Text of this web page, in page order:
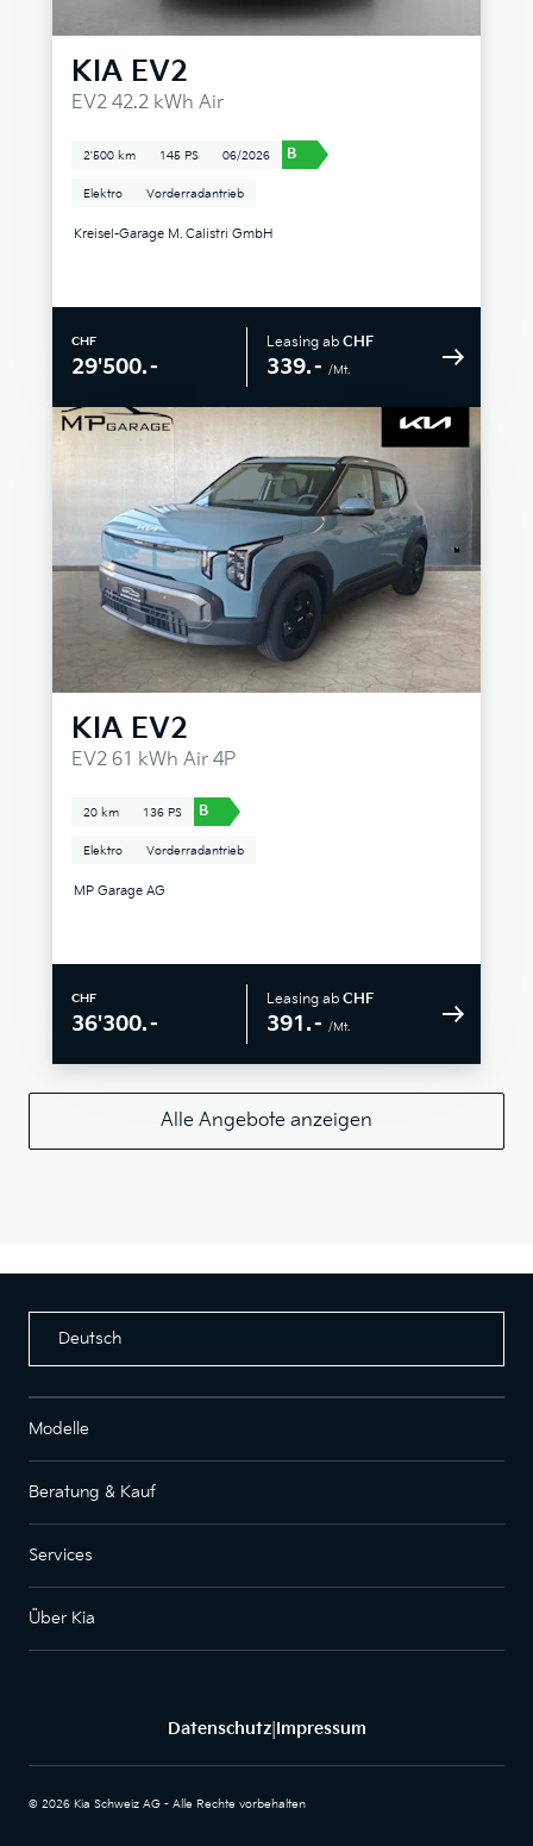
KIA EV2
EV2 42.2 kWh Air
2'500 km 145 PS 06/2026 B
Elektro Vorderradantrieb
Kreisel-Garage M. Calistri GmbH
CHF
29'500.–
Leasing ab CHF
339.– /Mt.
KIA EV2
EV2 61 kWh Air 4P
20 km 136 PS B
Elektro Vorderradantrieb
MP Garage AG
CHF
36'300.–
Leasing ab CHF
391.– /Mt.
Alle Angebote anzeigen
Deutsch
Modelle
Beratung & Kauf
Services
Über Kia
Datenschutz| Impressum
© 2026 Kia Schweiz AG - Alle Rechte vorbehalten